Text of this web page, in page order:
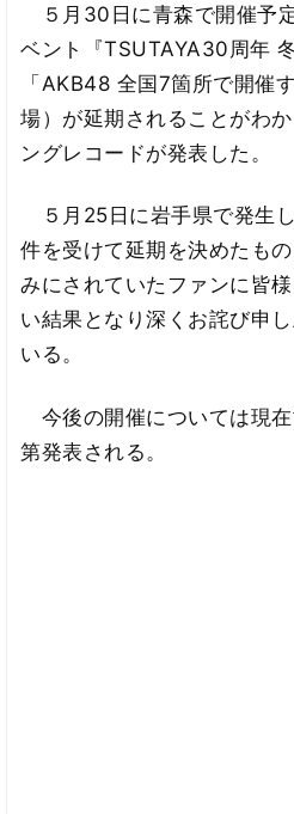
５月30日に青森で開催予
ベント『TSUTAYA30周年
「AKB48 全国7箇所で開催
場）が延期されることがわ
ングレコードが発表した。
５月25日に岩手県で発生
件を受けて延期を決めたも
みにされていたファンに皆
い結果となり深くお詫び申
いる。
今後の開催については現
第発表される。